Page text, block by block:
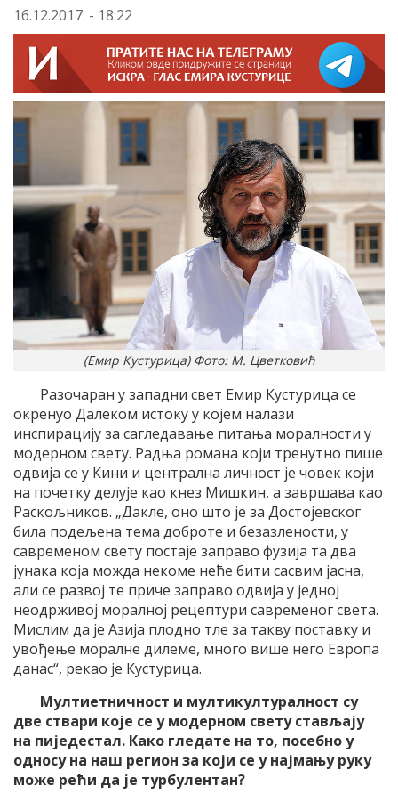
16.12.2017. - 18:22
(Емир Кустурица) Фото: М. Цветковић
Разочаран у западни свет Емир Кустурица се
окренуо Далеком истоку у којем налази
инспирацију за сагледавање питања моралности у
модерном свету. Радња романа који тренутно пише
одвија се у Кини и централна личност је човек који
на почетку делује као кнез Мишкин, а завршава као
Раскољников. „Дакле, оно што је за Достојевског
била подељена тема доброте и безазлености, у
савременом свету постаје заправо фузија та два
јунака која можда некоме неће бити сасвим јасна,
али се развој те приче заправо одвија у једној
неодрживој моралној рецептури савременог света.
Мислим да је Азија плодно тле за такву поставку и
увођење моралне дилеме, много више него Европа
данас“, рекао је Кустурица.
Мултиетничност и мултикултуралност су
две ствари које се у модерном свету стављају
на пиједестал. Како гледате на то, посебно у
односу на наш регион за који се у најмању руку
може рећи да је турбулентан?